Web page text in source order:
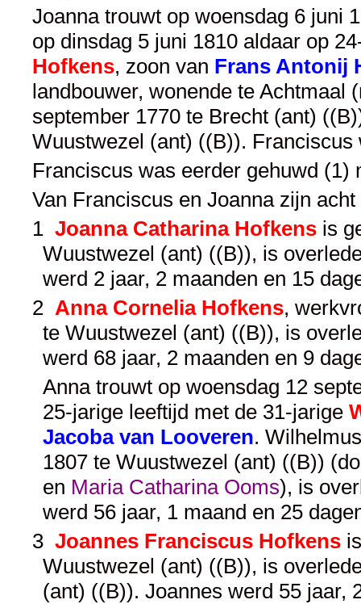
Joanna trouwt op woensdag 6 juni
op dinsdag 5 juni 1810 aldaar op
Hofkens, zoon van Frans Antonij
landbouwer, wonende te Achtmaal
september 1770 te Brecht (ant)
Wuustwezel (ant) ((B)). Franciscus
Franciscus was eerder gehuwd (1)
Van Franciscus en Joanna zijn
1 Joanna Catharina Hofkens is
Wuustwezel (ant) ((B)), is
werd 2 jaar, 2 maanden en 15
2 Anna Cornelia Hofkens,
te Wuustwezel (ant) ((B)), is
werd 68 jaar, 2 maanden en 9
Anna trouwt op woensdag 12
25-jarige leeftijd met de 31-jarige
Jacoba van Looveren.
1807 te Wuustwezel (ant) ((B))
en Maria Catharina Ooms), is
werd 56 jaar, 1 maand en 25
3 Joannes Franciscus Hofkens
Wuustwezel (ant) ((B)), is
(ant) ((B)). Joannes werd 55 jaar,